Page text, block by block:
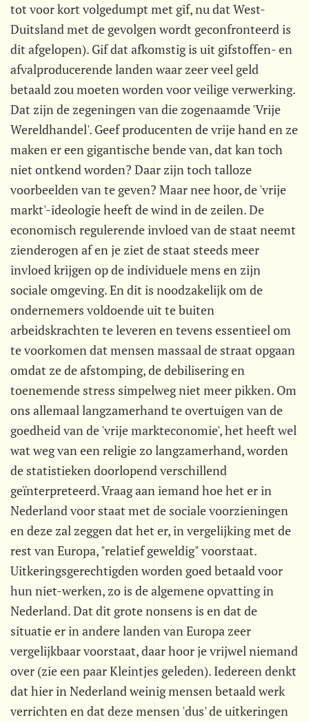
tot voor kort volgedumpt met gif, nu dat West-
Duitsland met de gevolgen wordt geconfronteerd is
dit afgelopen). Gif dat afkomstig is uit gifstoffen- en
afvalproducerende landen waar zeer veel geld
betaald zou moeten worden voor veilige verwerking.
Dat zijn de zegeningen van die zogenaamde 'Vrije
Wereldhandel'. Geef producenten de vrije hand en ze
maken er een gigantische bende van, dat kan toch
niet ontkend worden? Daar zijn toch talloze
voorbeelden van te geven? Maar nee hoor, de 'vrije
markt'-ideologie heeft de wind in de zeilen. De
economisch regulerende invloed van de staat neemt
zienderogen af en je ziet de staat steeds meer
invloed krijgen op de individuele mens en zijn
sociale omgeving. En dit is noodzakelijk om de
ondernemers voldoende uit te buiten
arbeidskrachten te leveren en tevens essentieel om
te voorkomen dat mensen massaal de straat opgaan
omdat ze de afstomping, de debilisering en
toenemende stress simpelweg niet meer pikken. Om
ons allemaal langzamerhand te overtuigen van de
goedheid van de 'vrije markteconomie', het heeft wel
wat weg van een religie zo langzamerhand, worden
de statistieken doorlopend verschillend
geïnterpreteerd. Vraag aan iemand hoe het er in
Nederland voor staat met de sociale voorzieningen
en deze zal zeggen dat het er, in vergelijking met de
rest van Europa, "relatief geweldig" voorstaat.
Uitkeringsgerechtigden worden goed betaald voor
hun niet-werken, zo is de algemene opvatting in
Nederland. Dat dit grote nonsens is en dat de
situatie er in andere landen van Europa zeer
vergelijkbaar voorstaat, daar hoor je vrijwel niemand
over (zie een paar Kleintjes geleden). Iedereen denkt
dat hier in Nederland weinig mensen betaald werk
verrichten en dat deze mensen 'dus' de uitkeringen